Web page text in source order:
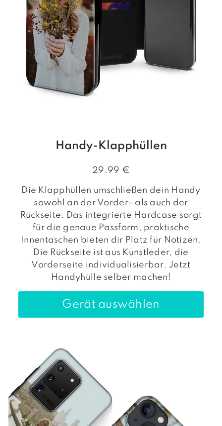
Handy-Klapphüllen
29.99 €
Die Klapphüllen umschließen dein Handy
sowohl an der Vorder- als auch der
Rückseite. Das integrierte Hardcase sorgt
für die genaue Passform, praktische
Innentaschen bieten dir Platz für Notizen.
Die Rückseite ist aus Kunstleder, die
Vorderseite individualisierbar. Jetzt
Handyhülle selber machen!
Gerät auswählen